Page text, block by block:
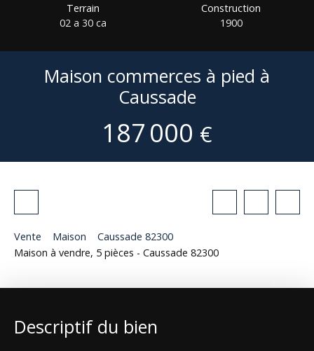
Terrain
02 a 30 ca
Construction
1900
Maison commerces à pied à
Caussade
187 000 €
Vente Maison
Caussade 82300
Maison à vendre, 5 pièces - Caussade 82300
Descriptif du bien